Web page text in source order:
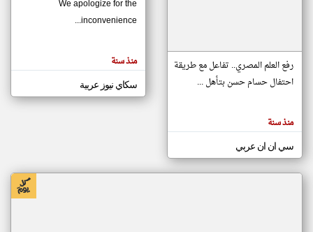
مصادر الأخبار من موريتانيا
اخبار موريتانيا على مدار الساعة
أهم اخبار موريتانيا العاجلة والمباشرة
المقالات
الموجوده
هنا عن
رفع العلم المصري.. تفاعل مع طريقة
احتفال حسام حسن بتأهل ...
منذ سنة
سي ان ان عربي
We apologize for the
inconvenience...
منذ سنة
سكاي نيوز عربية
klyoum.com